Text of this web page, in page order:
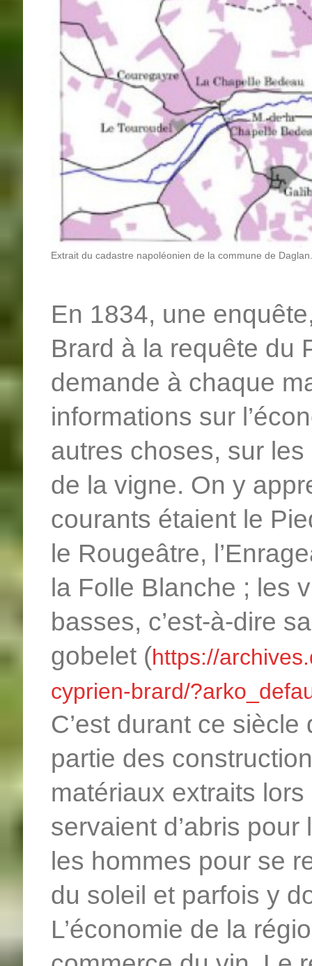
Extrait du cadastre napoléonien de la commune de
En 1834, une
Brard à la requête du
demande à chaque
informations sur
autres choses, sur
de la vigne. On y
courants étaient le
le Rougeâtre,
la Folle Blanche ; les
basses, c’est-à-dire
gobelet (https://
cyprien-brard/
C’est durant ce
partie des
matériaux extraits
servaient d’abris
les hommes pour se
du soleil et parfois y
L’économie de la